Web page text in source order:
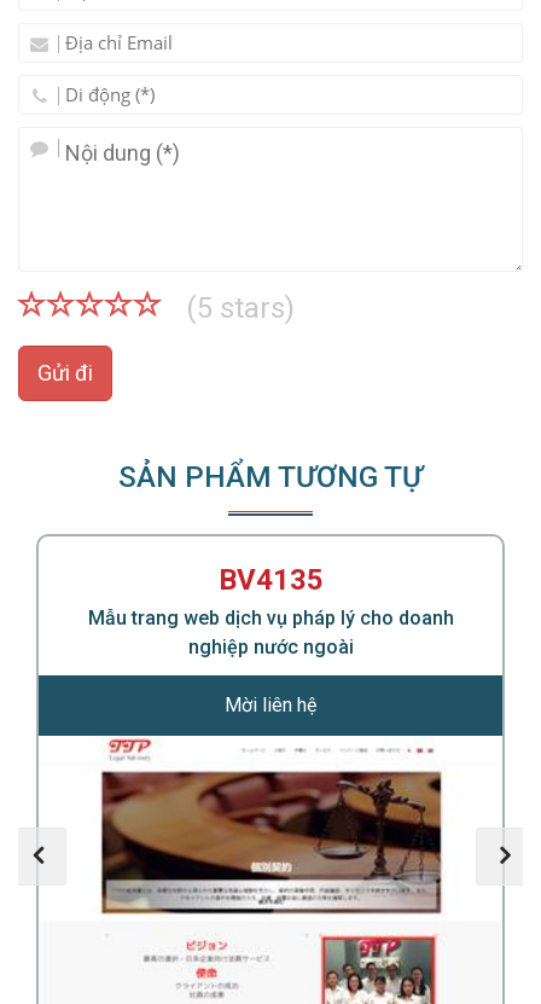
(5 stars)
Gửi đi
SẢN PHẨM TƯƠNG TỰ
BV4135
Mẫu trang web dịch vụ pháp lý cho doanh
nghiệp nước ngoài
Mời liên hệ